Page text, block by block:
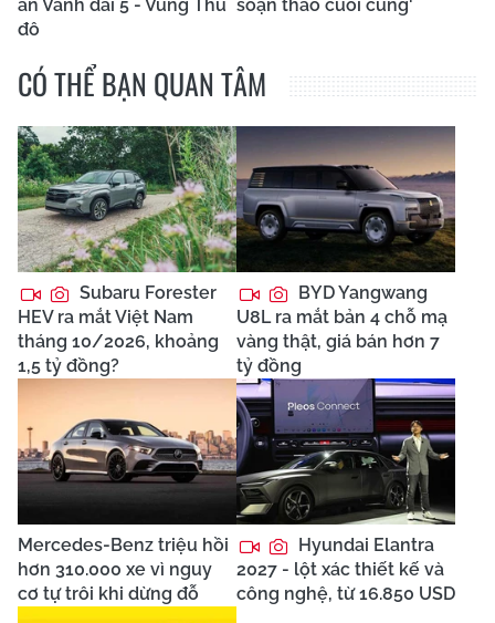
án Vành đai 5 - Vùng Thủ
đô
soạn thảo cuối cùng'
CÓ THỂ BẠN QUAN TÂM
Subaru Forester
HEV ra mắt Việt Nam
tháng 10/2026, khoảng
1,5 tỷ đồng?
BYD Yangwang
U8L ra mắt bản 4 chỗ mạ
vàng thật, giá bán hơn 7
tỷ đồng
Mercedes-Benz triệu hồi
hơn 310.000 xe vì nguy
cơ tự trôi khi dừng đỗ
Hyundai Elantra
2027 - lột xác thiết kế và
công nghệ, từ 16.850 USD